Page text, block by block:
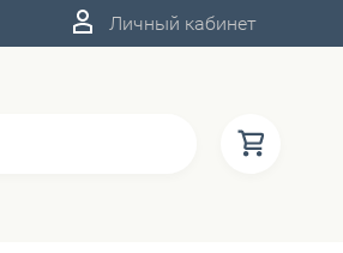
Личный кабинет